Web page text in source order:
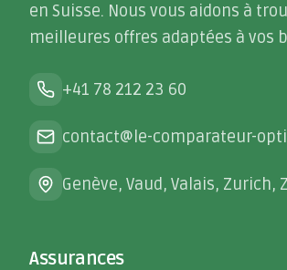
en Suisse. Nous vous aidons à
meilleures offres adaptées à vos
+41 78 212 23 60
contact@le-comparateur-
Genève, Vaud, Valais, Zurich,
Assurances